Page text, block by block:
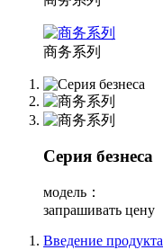
商务系列
Серия безнеса
модель：
запрашивать цену
Введение продукта